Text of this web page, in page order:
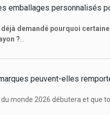
emballages personnalisés
demandé pourquoi
?
sur la marque.emballage
peuvent-elles
du monde 2026 débutera et que